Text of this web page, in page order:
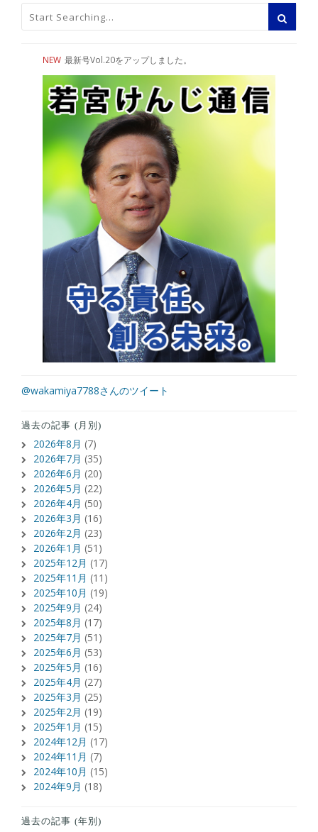
NEW 最新号Vol.20をアップしました。
@wakamiya7788さんのツイート
過去の記事 (月別)
2026年8月 (7)
2026年7月 (35)
2026年6月 (20)
2026年5月 (22)
2026年4月 (50)
2026年3月 (16)
2026年2月 (23)
2026年1月 (51)
2025年12月 (17)
2025年11月 (11)
2025年10月 (19)
2025年9月 (24)
2025年8月 (17)
2025年7月 (51)
2025年6月 (53)
2025年5月 (16)
2025年4月 (27)
2025年3月 (25)
2025年2月 (19)
2025年1月 (15)
2024年12月 (17)
2024年11月 (7)
2024年10月 (15)
2024年9月 (18)
過去の記事 (年別)